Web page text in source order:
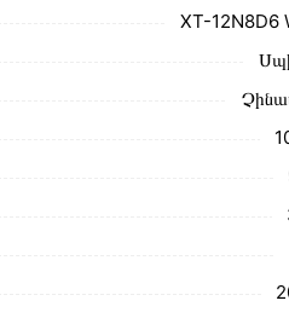
և վճարման պայմանները
հետ՝ համաձայնեցնելու
XT-12N8D6